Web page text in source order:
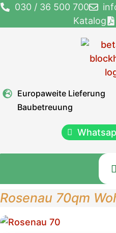
Zum030 / 36 500 700
Katalog
Europaweite Lieferung
Baubetreuung
Rosenau 70qm